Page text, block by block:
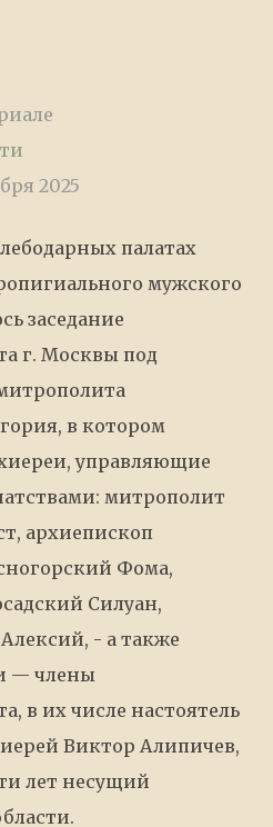
2025
палатах
мужского
заседание
г. Москвы под
в котором
управляющие
митрополит
архиепископ
Фома,
Силуан,
- а также
— члены
в их числе настоятель
Виктор Алипичев,
лет несущий